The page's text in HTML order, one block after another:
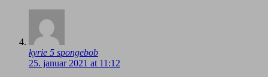
kyrie 5 spongebob
25. januar 2021 at 11:12